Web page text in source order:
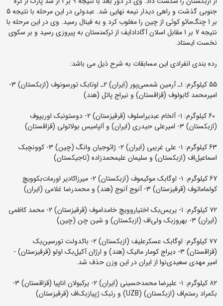
جنوبی گذشت و راهی دیدار نیمه نهایی شد. عبدولی در این مرحله با نتیجه 5
بر 1 چنگ‌مائو کوئی از چین را مغلوب کرد و به فینال رسید. وی در این مرحله با
نتیجه 7 بر 1 مقابل اسلان آگادادایف از ترکمنستان به پیروزی رسید و بر سکوی
نخست ایستاد.
رده بندی انفرادی این مسابقات به شرح ذیل می باشد:
55 کیلوگرم: ۱ـ آرمین شمسی‌پور (ایران) ۲ـ اوتابک تورسونوف (ازبکستان) ۳-
امیرمحمد کابولوف (قزاقستان) و نیراج پاتل (هند)
60 کیلوگرم: ۱- آلخام عبدیراسلوف (قرقیزستان) ۲- دوستونبک اوریپوف
(ازبکستان) ۳- امیرعلی حیدری (ایران) و آلپامیس بولاتولی (قزاقستان)
63 کیلوگرم: ۱- علی غریبی (ایران) ۲- ژائوجیان وانگ (چین) ۳- کوونچبک
اسماعیل‌اف (ازبکستان) و سلیمان علیمحمدزاده (تاجیکستان)
67 کیلوگرم: ۱- اوگابک موکیموف (ازبکستان) ۲- میرزاکادیر اورمات‌بکوویچ
کولماماتوف (قرقیزستان) ۳- آنوج آنوج (هند) و محمدرضا غلامی (ایران)
۷۲ کیلوگرم: ۱- یریس‌بک اختیاروویچ خامداموف (قرقیزستان) ۲- محمد کاظمی
(ایران) ۳- بهروزبک ولی‌اف (ازبکستان) و شین چن (چین)
۷۷ کیلوگرم: اوگابک عسکرعلیف (ازبکستان) ۲- باکدولت تورسین‌بک
(قزاقستان) ۳- دیراج کومار مالیک (هند) و ارژان آکیل‌بک اولو (قرقیزستان) -
امیر مهدی سعیدی‌نوا از ایران در این وزن حذف شد.
۸۲ کیلوگرم: ۱- علیرضا محمدحسینی (ایران) ۲- یرکبولان اناپیا (قزاقستان) ۳-
بکمراد رستم‌اف (ازبکستان) (UZB) و رتبک ژپیاز‌بک‌اف (قرقیزستان)